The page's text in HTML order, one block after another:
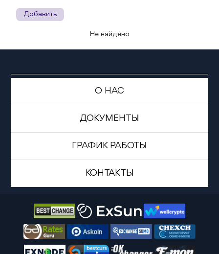
Добавить
Не найдено
О НАС
ДОКУМЕНТЫ
ГРАФИК РАБОТЫ
КОНТАКТЫ